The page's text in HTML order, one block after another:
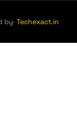
by· Techexact.in